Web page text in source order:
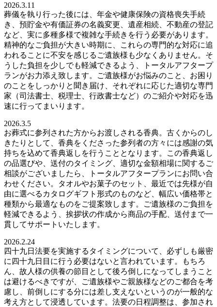
2026.3.11
葬儀を執り行った後には、年金や健康保険の資格喪失手続
き、預貯金や有価証券の名義変更、遺産相続、不動産の登記
など、実に多種多様で複雑な手続きを行う必要があります。
精神的なご負担が大きい時期に、これらの専門的な対応に追
われることに不安を感じるご遺族様も少なくありません。そ
うした負担を少しでも軽減できるよう、トータルアフタープ
ランがお力添え致します。ご遺族様がお悩みのこと、お困り
のことをしっかりと聞き届け、それぞれに応じた適切な専門
家（司法書士、税理士、行政書士など）のご紹介や対応を迅
速に行ってまいります。
2026.3.5
お葬式に参列された方からお渡しされる香典。古くからのし
きたりとして、香典をくださった参列者の方々には感謝の気
持ちを込めて香典返しを行うこととなります。この香典返し
の品選びや、送付のタイミング、適切な金額相場に関するご
相談がございましたら、トータルアフタープランにお問い合
わせください。タオルやお菓子のセット、最近では先様が自
由に選べるカタログギフト形式のものなど、幅広い価格帯と
種類から最適なものをご提案致します。ご遺族様のご負担を
軽減できるよう、挨拶状の作成から商品の手配、送付まで一
貫してサポートいたします。
2026.2.24
四十九日法要を実施するタイミングについて、必ずしも厳密
に四十九日目に行う必要はないと言われています。もちろ
ん、故人様の供養の節目として後ろ倒しになってしまうこと
は避けるべきですが、ご遺族様やご親族様などのご都合を考
慮し、前倒しにする分には差し支えないというのが一般的な
考え方として浸透しています。法要の日程調整は、参加され